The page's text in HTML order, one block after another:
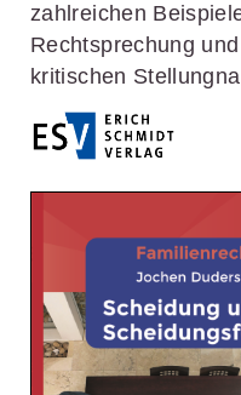
zahlreichen
Rechtsprechung
kritischen